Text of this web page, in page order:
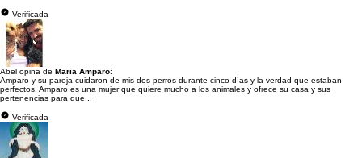
Verificada
Abel opina de Maria Amparo:
Amparo y su pareja cuidaron de mis dos perros durante cinco días y la verdad que estaban
perfectos, Amparo es una mujer que quiere mucho a los animales y ofrece su casa y sus
pertenencias para que...
Verificada